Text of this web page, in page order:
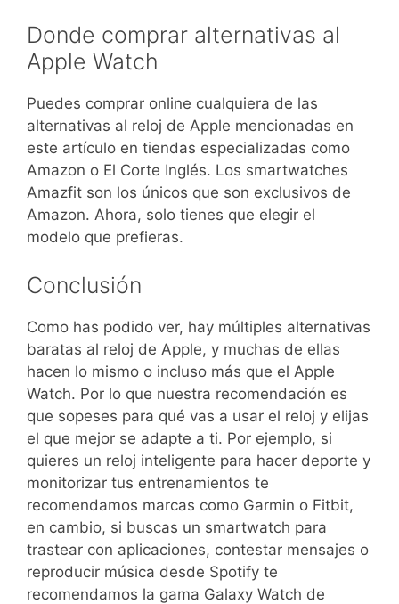
Donde comprar alternativas al
Apple Watch
Puedes comprar online cualquiera de las
alternativas al reloj de Apple mencionadas en
este artículo en tiendas especializadas como
Amazon o El Corte Inglés. Los smartwatches
Amazfit son los únicos que son exclusivos de
Amazon. Ahora, solo tienes que elegir el
modelo que prefieras.
Conclusión
Como has podido ver, hay múltiples alternativas
baratas al reloj de Apple, y muchas de ellas
hacen lo mismo o incluso más que el Apple
Watch. Por lo que nuestra recomendación es
que sopeses para qué vas a usar el reloj y elijas
el que mejor se adapte a ti. Por ejemplo, si
quieres un reloj inteligente para hacer deporte y
monitorizar tus entrenamientos te
recomendamos marcas como Garmin o Fitbit,
en cambio, si buscas un smartwatch para
trastear con aplicaciones, contestar mensajes o
reproducir música desde Spotify te
recomendamos la gama Galaxy Watch de